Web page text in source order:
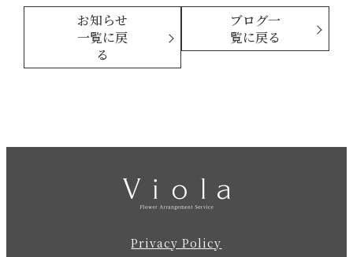
お知らせ
一覧に戻
る
ブログ一
覧に戻る
Privacy Policy